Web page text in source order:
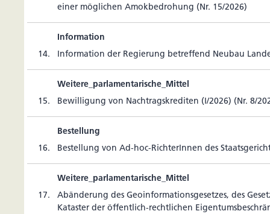
einer mög­li­chen Amok­be­dro­hung (Nr. 15/2026)
Information
14.
Infor­ma­tion der Regie­rung betref­fend Neubau
Weitere_parlamentarische_Mittel
15.
Bewil­li­gung von Nach­trags­kre­diten (I/2026) (Nr. 8/
Bestellung
16.
Bes­tel­lung von Ad-hoc-Rich­te­rInnen des
Weitere_parlamentarische_Mittel
17.
Abän­de­rung des Geo­in­for­ma­ti­ons­ge­setzes, des
Kataster der öffent­lich-recht­li­chen